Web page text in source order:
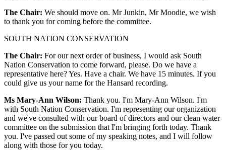
The Chair: We should move on. Mr Junkin, Mr Moodie, we wish
to thank you for coming before the committee.
SOUTH NATION CONSERVATION
The Chair: For our next order of business, I would ask South
Nation Conservation to come forward, please. Do we have a
representative here? Yes. Have a chair. We have 15 minutes. If you
could give us your name for the Hansard recording.
Ms Mary-Ann Wilson: Thank you. I'm Mary-Ann Wilson. I'm
with South Nation Conservation. I'm representing our organization
and we've consulted with our board of directors and our clean water
committee on the submission that I'm bringing forth today. Thank
you. I've passed out some of my speaking notes, and I will follow
along with those for you today.